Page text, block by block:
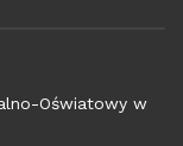
Oświatowy w